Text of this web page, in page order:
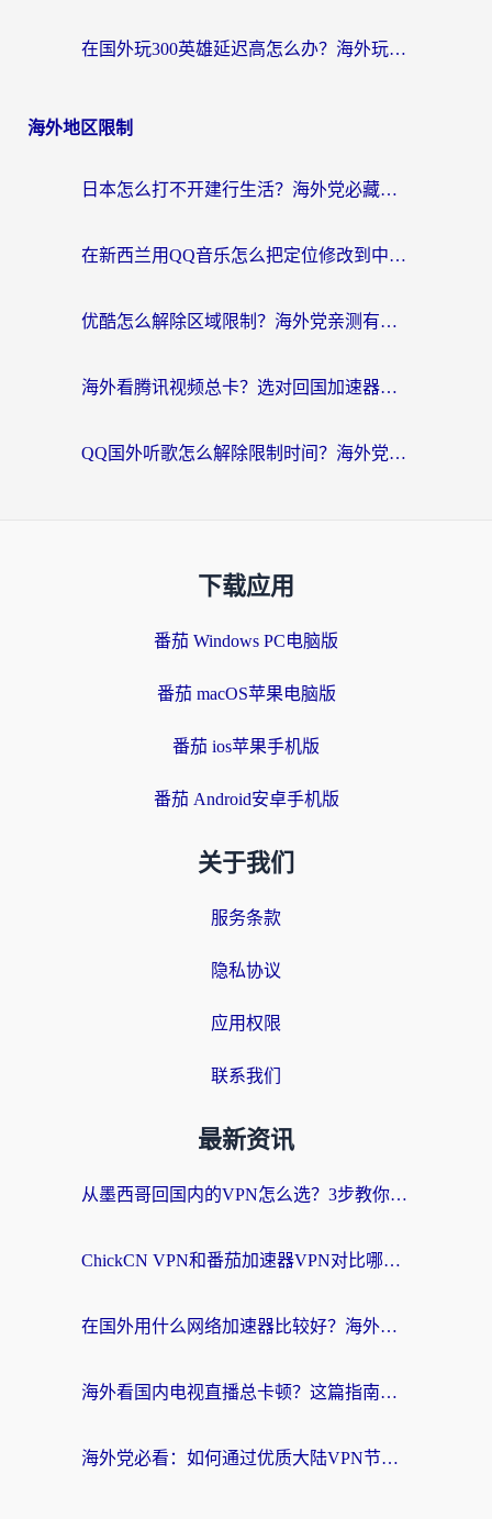
在国外玩300英雄延迟高怎么办？海外玩家亲测有效的加速器选择指南
海外地区限制
日本怎么打不开建行生活？海外党必藏的回国加速指南（含丹麦国外影音问题破解）
在新西兰用QQ音乐怎么把定位修改到中国国内？海外党听歌追剧的实用指南
优酷怎么解除区域限制？海外党亲测有效的回国加速器选择指南
海外看腾讯视频总卡？选对回国加速器，还能解决英国1号店定位+欧洲杯CCTV5直播问题
QQ国外听歌怎么解除限制时间？海外党亲测有效的回国加速方案
下载应用
番茄 Windows PC电脑版
番茄 macOS苹果电脑版
番茄 ios苹果手机版
番茄 Android安卓手机版
关于我们
服务条款
隐私协议
应用权限
联系我们
最新资讯
从墨西哥回国内的VPN怎么选？3步教你无缝刷剧、玩国服游戏
ChickCN VPN和番茄加速器VPN对比哪个回国效果更好？海外党亲测后的真实答案
在国外用什么网络加速器比较好？海外党亲测：从痛点到解决方案的全攻略
海外看国内电视直播总卡顿？这篇指南教你选对回国加速器，无缝追剧不发愁
海外党必看：如何通过优质大陆VPN节点无缝访问国内资源？